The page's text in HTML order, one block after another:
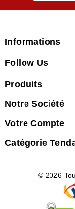
Informations
Follow Us
Produits
Notre Société
Votre Compte
Catégorie
© 2026